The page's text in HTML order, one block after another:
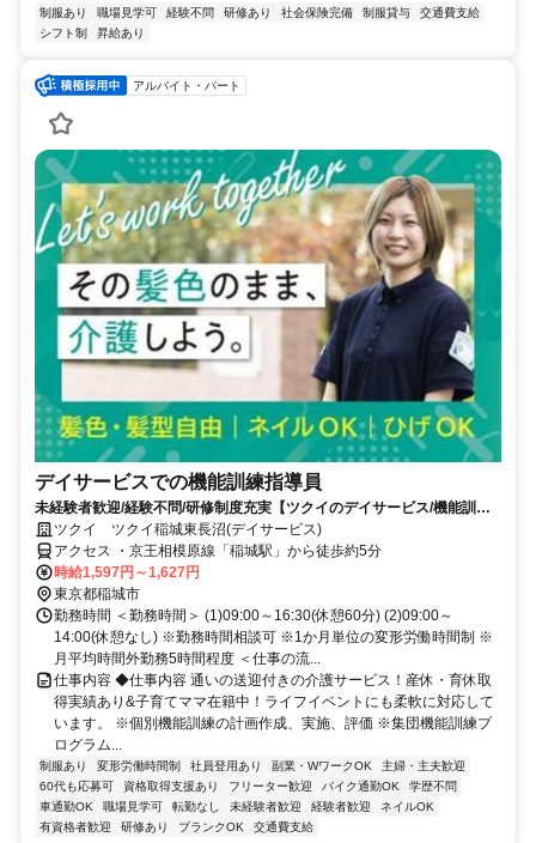
制服あり 職場見学可 経験不問 研修あり 社会保険完備 制服貸与
交通費支給
シフト制
昇給あり
アルバイト・パート
デイサービスでの機能訓練指導員
未経験者歓迎/経験不問/研修制度充実【ツクイのデイサービス/機能訓練
指導員求人】
ツクイ ツクイ稲城東長沼(デイサービス)
アクセス ・京王相模原線「稲城駅」から徒歩約5分
時給1,597円～1,627円
東京都稲城市
勤務時間 ＜勤務時間＞ (1)09:00～16:30(休憩60分) (2)09:00～
14:00(休憩なし) ※勤務時間相談可 ※1か月単位の変形労働時間制 ※
月平均時間外勤務5時間程度 ＜仕事の流...
仕事内容 ◆仕事内容 通いの送迎付きの介護サービス！産休・育休取
得実績あり&子育てママ在籍中！ライフイベントにも柔軟に対応して
います。 ※個別機能訓練の計画作成、実施、評価 ※集団機能訓練プ
ログラム...
制服あり 変形労働時間制 社員登用あり 副業・WワークOK
主婦・主夫歓迎
60代も応募可
資格取得支援あり フリーター歓迎 バイク通勤OK
学歴不問
車通勤OK
職場見学可 転勤なし 未経験者歓迎 経験者歓迎
ネイルOK
有資格者歓迎
研修あり ブランクOK 交通費支給